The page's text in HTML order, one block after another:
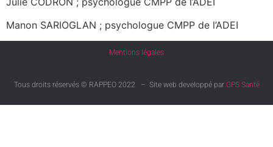
Manon SARIOGLAN ; psychologue CMPP de l’ADEI
Mentions légales
Tous droits réservés © RAPPEO 2022 – Site web developpé par GPS Santé